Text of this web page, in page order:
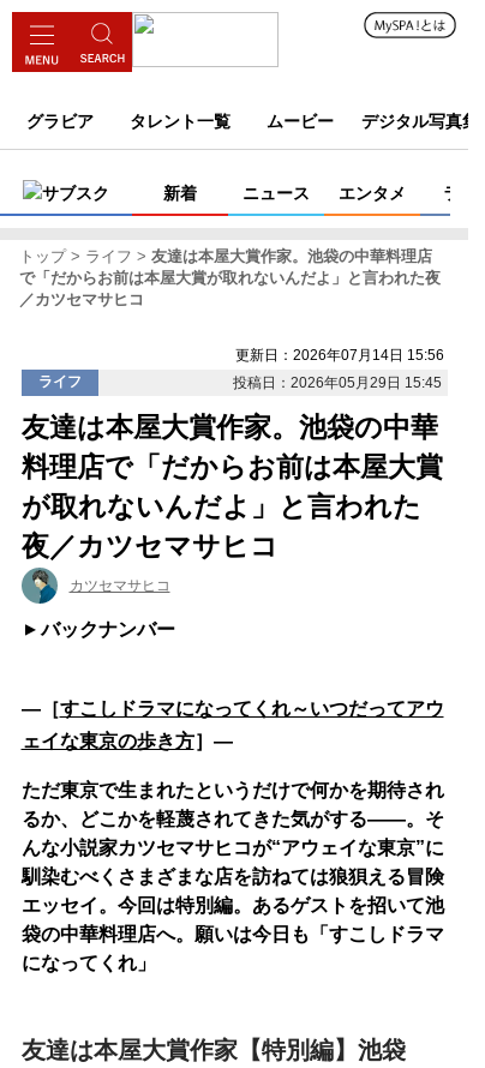
グラビア タレント一覧 ムービー デジタル写真集
サブスク 新着 ニュース エンタメ ライフ
トップ ライフ
友達は本屋大賞作家。池袋の中華料理店
で「だからお前は本屋大賞が取れないんだよ」と言われた夜
／カツセマサヒコ
更新日：2026年07月14日 15:56
ライフ
投稿日：2026年05月29日 15:45
友達は本屋大賞作家。池袋の中華
料理店で「だからお前は本屋大賞
が取れないんだよ」と言われた
夜／カツセマサヒコ
カツセマサヒコ
バックナンバー
―［すこしドラマになってくれ～いつだってアウ
ェイな東京の歩き方］―
ただ東京で生まれたというだけで何かを期待され
るか、どこかを軽蔑されてきた気がする――。そ
んな小説家カツセマサヒコが“アウェイな東京”に
馴染むべくさまざまな店を訪ねては狼狽える冒険
エッセイ。今回は特別編。あるゲストを招いて池
袋の中華料理店へ。願いは今日も「すこしドラマ
になってくれ」
友達は本屋大賞作家【特別編】池袋